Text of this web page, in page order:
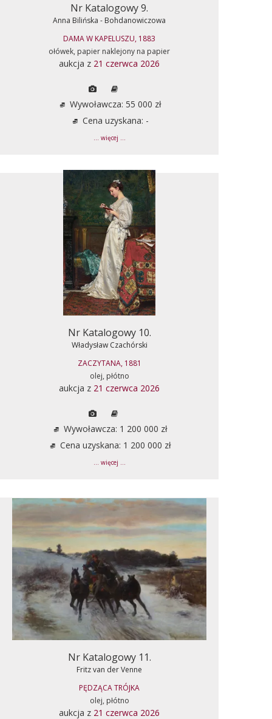
Nr Katalogowy 9.
Anna Bilińska - Bohdanowiczowa
DAMA W KAPELUSZU, 1883
ołówek, papier naklejony na papier
aukcja z 21 czerwca 2026
Wywoławcza: 55 000 zł
Cena uzyskana: -
... więcej ...
Nr Katalogowy 10.
Władysław Czachórski
ZACZYTANA, 1881
olej, płótno
aukcja z 21 czerwca 2026
Wywoławcza: 1 200 000 zł
Cena uzyskana: 1 200 000 zł
... więcej ...
Nr Katalogowy 11.
Fritz van der Venne
PĘDZĄCA TRÓJKA
olej, płótno
aukcja z 21 czerwca 2026